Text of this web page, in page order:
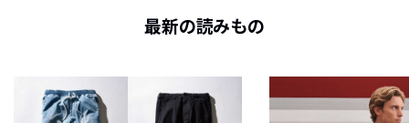
最新の読みもの